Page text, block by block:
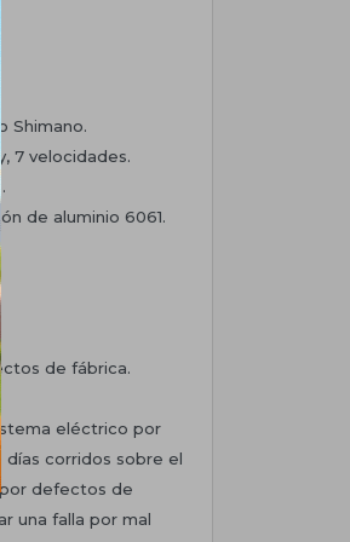
Shimano.
7 velocidades.
de aluminio 6061.
de fábrica.
eléctrico por
días corridos sobre el
defectos de
una falla por mal